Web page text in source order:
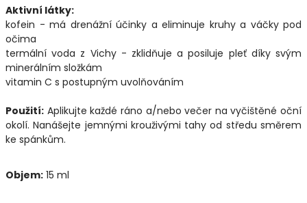
Aktivní látky:
kofein - má drenážní účinky a eliminuje kruhy a váčky pod
očima
termální voda z Vichy - zklidňuje a posiluje pleť díky svým
minerálním složkám
vitamin C s postupným uvolňováním
Použití: Aplikujte každé ráno a/nebo večer na vyčištěné oční
okolí. Nanášejte jemnými krouživými tahy od středu směrem
ke spánkům.
Objem: 15 ml